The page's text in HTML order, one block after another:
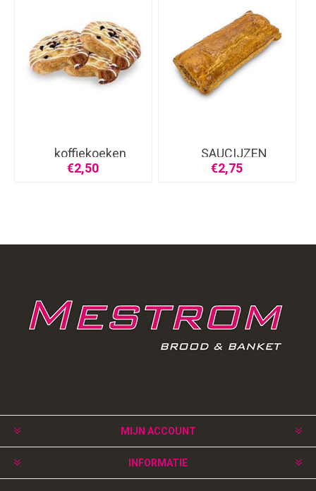
koffiekoeken
€2,50
SAUCIJZEN
BROODJE
€2,75
MIJN ACCOUNT
INFORMATIE